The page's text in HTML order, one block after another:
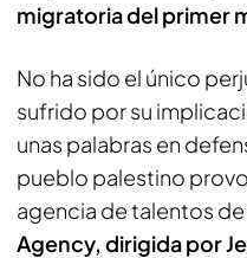
migratoria del primer
No ha sido el único
sufrido por su
unas palabras en
pueblo palestino
agencia de talentos
Agency, dirigida por